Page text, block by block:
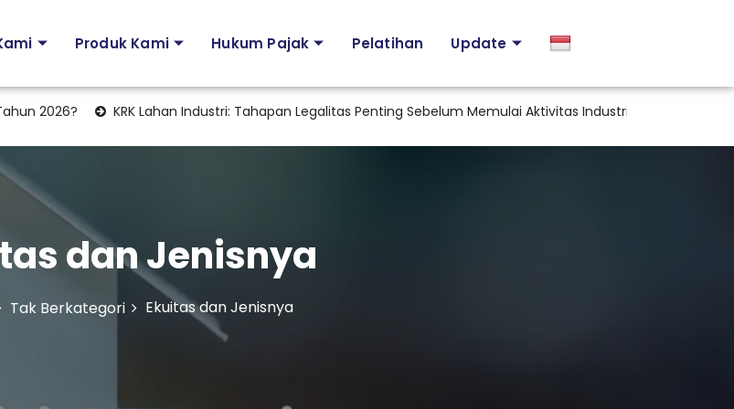
Produk Kami Hukum Pajak Pelatihan Update
2026? KRK Lahan Industri: Tahapan Legalitas Penting Sebelum Memulai Aktivitas Industri di Indonesia
dan Jenisnya
Tak Berkategori Ekuitas dan Jenisnya